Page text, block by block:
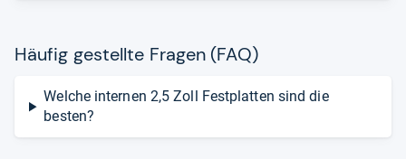
Häu­fig gestellte Fra­gen (FAQ)
Welche internen 2,5 Zoll Festplatten sind die
besten?